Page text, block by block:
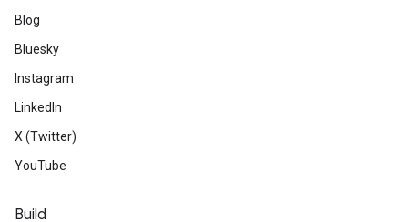
Blog
Bluesky
Instagram
LinkedIn
X (Twitter)
YouTube
Build